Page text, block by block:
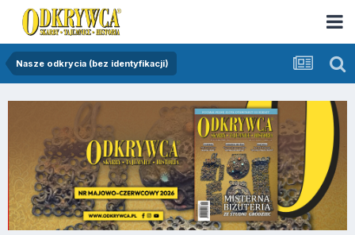
Nasze odkrycia (bez identyfikacji)